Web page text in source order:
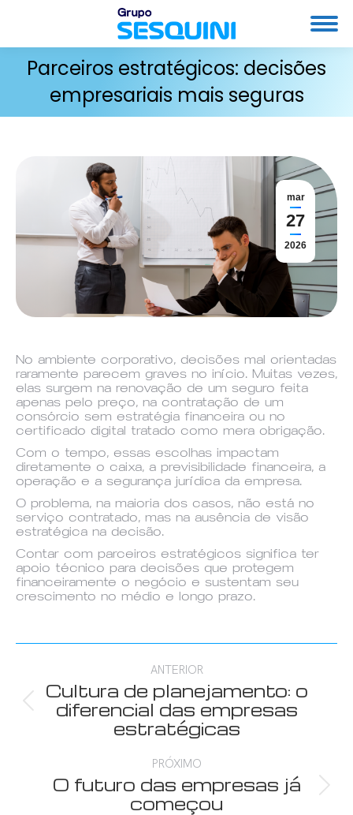
Parceiros estratégicos: decisões
empresariais mais seguras
mar
27
2026
No ambiente corporativo, decisões mal orientadas
raramente parecem graves no início. Muitas vezes,
elas surgem na renovação de um seguro feita
apenas pelo preço, na contratação de um
consórcio sem estratégia financeira ou no
certificado digital tratado como mera obrigação.
Com o tempo, essas escolhas impactam
diretamente o caixa, a previsibilidade financeira, a
operação e a segurança jurídica da empresa.
O problema, na maioria dos casos, não está no
serviço contratado, mas na ausência de visão
estratégica na decisão.
Contar com parceiros estratégicos significa ter
apoio técnico para decisões que protegem
financeiramente o negócio e sustentam seu
crescimento no médio e longo prazo.
Navegação
de
post:
ANTERIOR
Post
anterior:
Cultura de planejamento: o
diferencial das empresas
estratégicas
PRÓXIMO
Próximo
post:
O futuro das empresas já
começou